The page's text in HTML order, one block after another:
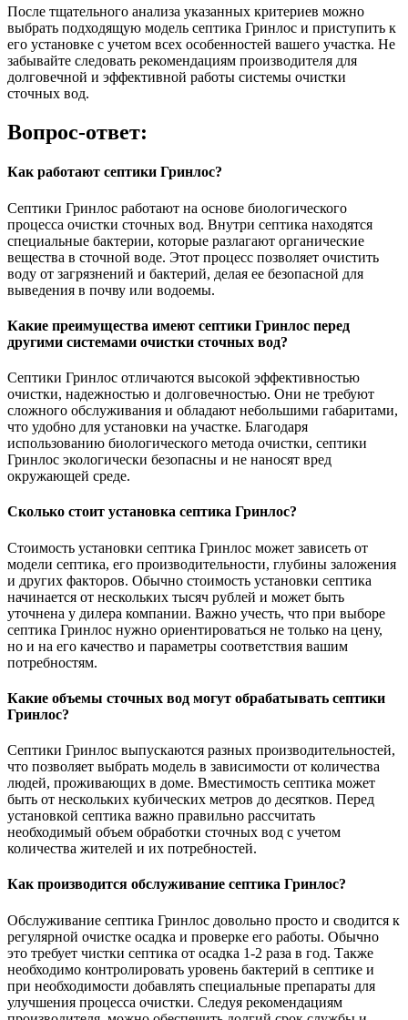
После тщательного анализа указанных критериев можно
выбрать подходящую модель септика Гринлос и приступить к
его установке с учетом всех особенностей вашего участка. Не
забывайте следовать рекомендациям производителя для
долговечной и эффективной работы системы очистки
сточных вод.
Вопрос-ответ:
Как работают септики Гринлос?
Септики Гринлос работают на основе биологического
процесса очистки сточных вод. Внутри септика находятся
специальные бактерии, которые разлагают органические
вещества в сточной воде. Этот процесс позволяет очистить
воду от загрязнений и бактерий, делая ее безопасной для
выведения в почву или водоемы.
Какие преимущества имеют септики Гринлос перед
другими системами очистки сточных вод?
Септики Гринлос отличаются высокой эффективностью
очистки, надежностью и долговечностью. Они не требуют
сложного обслуживания и обладают небольшими габаритами,
что удобно для установки на участке. Благодаря
использованию биологического метода очистки, септики
Гринлос экологически безопасны и не наносят вред
окружающей среде.
Сколько стоит установка септика Гринлос?
Стоимость установки септика Гринлос может зависеть от
модели септика, его производительности, глубины заложения
и других факторов. Обычно стоимость установки септика
начинается от нескольких тысяч рублей и может быть
уточнена у дилера компании. Важно учесть, что при выборе
септика Гринлос нужно ориентироваться не только на цену,
но и на его качество и параметры соответствия вашим
потребностям.
Какие объемы сточных вод могут обрабатывать септики
Гринлос?
Септики Гринлос выпускаются разных производительностей,
что позволяет выбрать модель в зависимости от количества
людей, проживающих в доме. Вместимость септика может
быть от нескольких кубических метров до десятков. Перед
установкой септика важно правильно рассчитать
необходимый объем обработки сточных вод с учетом
количества жителей и их потребностей.
Как производится обслуживание септика Гринлос?
Обслуживание септика Гринлос довольно просто и сводится к
регулярной очистке осадка и проверке его работы. Обычно
это требует чистки септика от осадка 1-2 раза в год. Также
необходимо контролировать уровень бактерий в септике и
при необходимости добавлять специальные препараты для
улучшения процесса очистки. Следуя рекомендациям